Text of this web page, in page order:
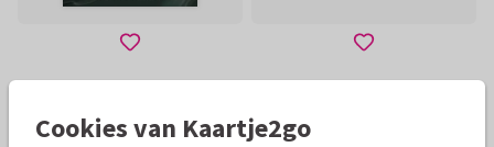
Cookies van Kaartje2go